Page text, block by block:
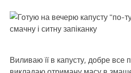
Виливаю її в капусту, добре все